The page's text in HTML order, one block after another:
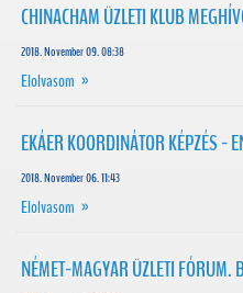
CHINACHAM ÜZLETI KLUB
2018. November 09. 08:38
Elolvasom »
EKÁER KOORDINÁTOR KÉPZÉS -
2018. November 06. 11:43
Elolvasom »
NÉMET-MAGYAR ÜZLETI